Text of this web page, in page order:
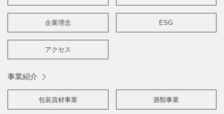
企業理念 ESG
アクセス
事業紹介
包装資材事業 酒類事業